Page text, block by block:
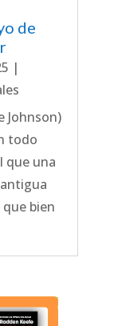
de
|
todo
que una
bien